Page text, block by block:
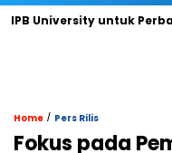
University untuk
Home / Pers Rilis
Fokus pada